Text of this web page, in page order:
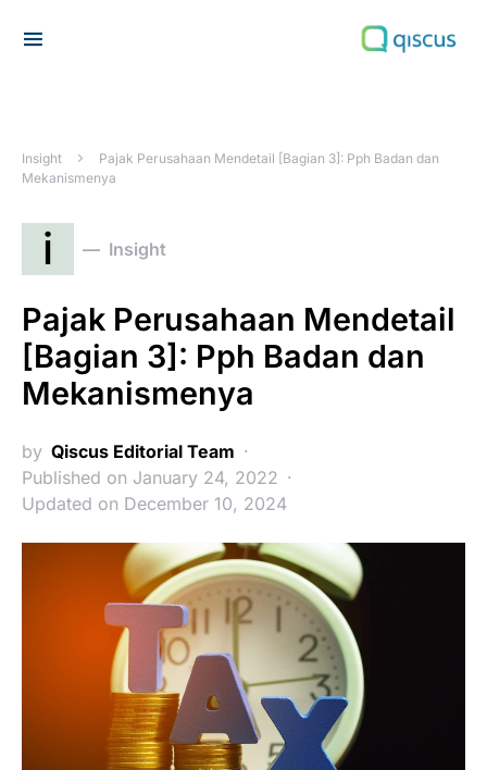
Insight
Pajak Perusahaan Mendetail [Bagian 3]: Pph Badan dan
Mekanismenya
i Insight
Pajak Perusahaan Mendetail
[Bagian 3]: Pph Badan dan
Mekanismenya
by Qiscus Editorial Team
Published on January 24, 2022
Updated on December 10, 2024